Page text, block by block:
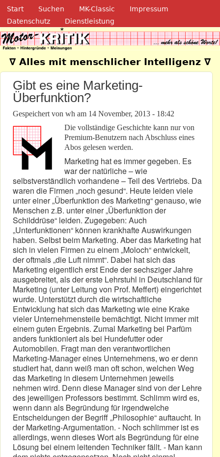
Direkt zum Inhalt
Navigation
Start Suchen MK-Classic
Impressum
Datenschutz
Dienstleistung
Motor-Kritik.de
∇ Alles mit menschlicher Intelligenz ∇
Gibt es eine Marketing-
Überfunktion?
Gespeichert von wh am 14 November, 2013 - 18:42
Die vollständige Geschichte kann nur von
Premium-Benutzern nach Abschluss eines
Abos gelesen werden.
Marketing hat es immer gegeben. Es
war der natürliche – wie
selbstverständlich vorhandene – Teil des Vertriebs. Da
waren die Firmen „noch gesund“. Heute leiden viele
unter einer „Überfunktion des Marketing“ genauso, wie
Menschen z.B. unter einer „Überfunktion der
Schilddrüse“ leiden. Zugegeben: Auch
„Unterfunktionen“ können krankhafte Auswirkungen
haben. Selbst beim Marketing. Aber das Marketing hat
sich in vielen Firmen zu einem „Moloch“ entwickelt,
der oftmals „die Luft nimmt“. Dabei hat sich das
Marketing eigentlich erst Ende der sechsziger Jahre
ausgebreitet, als der erste Lehrstuhl in Deutschland für
Marketing (unter Leitung von Prof. Meffert) eingerichtet
wurde. Unterstützt durch die wirtschaftliche
Entwicklung hat sich das Marketing wie eine Krake
vieler Unternehmensteile bemächtigt. Nicht immer mit
einem guten Ergebnis. Zumal Marketing bei Parfüm
anders funktioniert als bei Hundefutter oder
Automobilen. Fragt man den verantwortlichen
Marketing-Manager eines Unternehmens, wo er denn
studiert hat, dann weiß man oft schon, welchen Weg
das Marketing in diesem Unternehmen jeweils
nehmen wird. Denn diese Manager sind von der Lehre
des jeweiligen Professors bestimmt. Schlimm wird es,
wenn dann als Begründung für irgendwelche
Entscheidungen der Begriff „Philosophie“ auftaucht. In
der Marketing-Argumentation. - Noch schlimmer ist es
allerdings, wenn dieses Wort als Begründung für eine
Lösung bei einem leitenden Techniker fällt. - Man kann